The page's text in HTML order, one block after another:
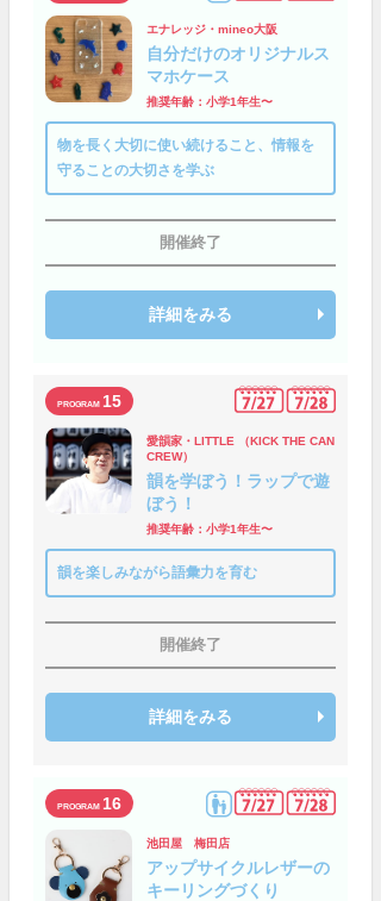
エナレッジ・mineo大阪
自分だけのオリジナルス
マホケース
推奨年齢：小学1年生〜
物を長く大切に使い続けること、情報を
守ることの大切さを学ぶ
開催終了
詳細をみる
15
愛韻家・LITTLE （KICK THE CAN
CREW）
韻を学ぼう！ラップで遊
ぼう！
推奨年齢：小学1年生〜
韻を楽しみながら語彙力を育む
開催終了
詳細をみる
16
池田屋 梅田店
アップサイクルレザーの
キーリングづくり